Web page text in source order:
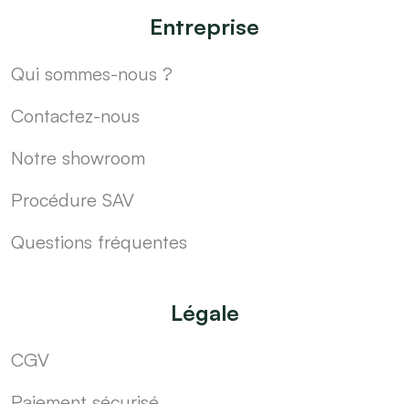
Entreprise
Qui sommes-nous ?
Contactez-nous
Notre showroom
Procédure SAV
Questions fréquentes
Légale
CGV